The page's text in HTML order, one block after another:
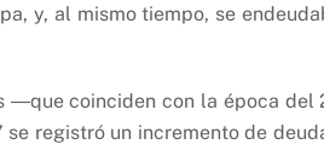
y, al mismo tiempo, se
―que coinciden con la época
registró un incremento de